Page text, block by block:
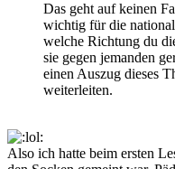
Das geht auf keinen
wichtig für die
welche Richtung du
sie gegen jemanden
einen Auszug dieses
weiterleiten.
Also ich hatte beim ersten